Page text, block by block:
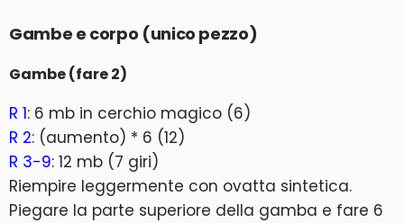
Gambe e corpo (unico pezzo)
Gambe (fare 2)
R 1: 6 mb in cerchio magico (6)
R 2: (aumento) * 6 (12)
R 3-9: 12 mb (7 giri)
Riempire leggermente con ovatta sintetica.
Piegare la parte superiore della gamba e fare 6